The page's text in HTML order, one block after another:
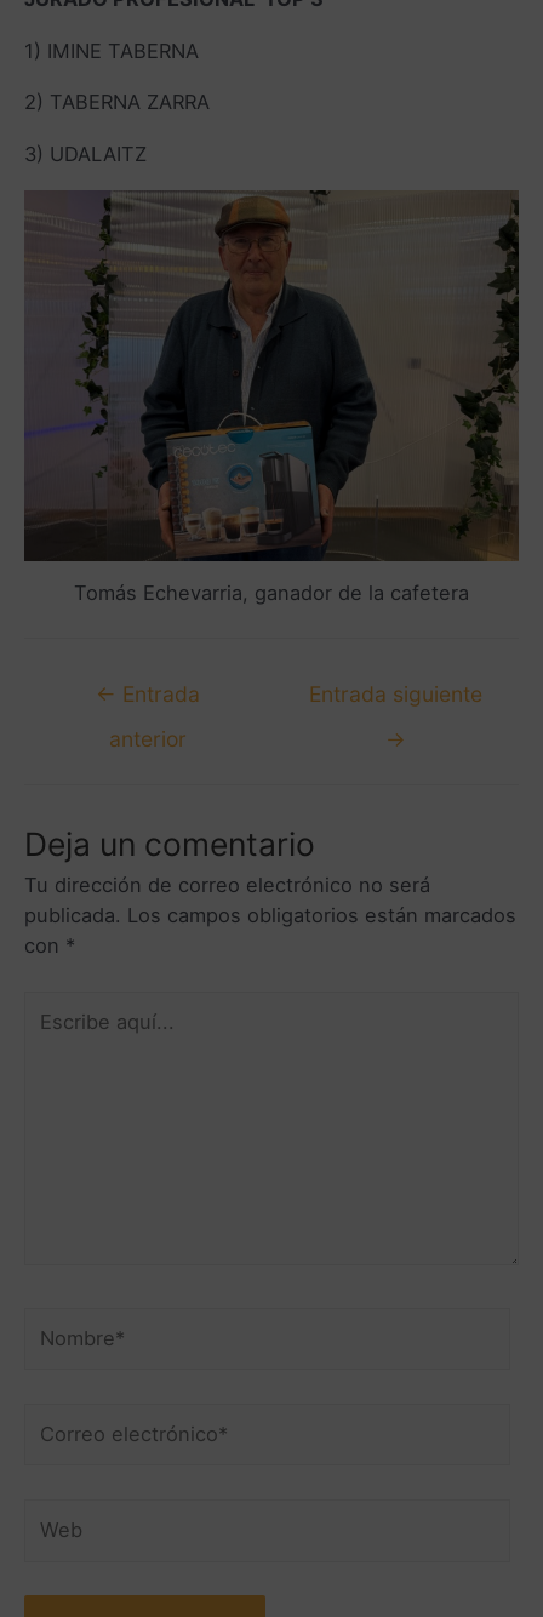
1) IMINE TABERNA
2) TABERNA ZARRA
3) UDALAITZ
Tomás Echevarria, ganador de la cafetera
← Entrada
anterior
Entrada siguiente
→
Deja un comentario
Tu dirección de correo electrónico no será
publicada. Los campos obligatorios están marcados
con *